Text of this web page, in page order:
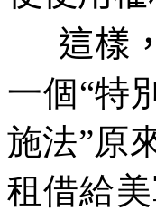
這樣
一個“特
施法”原
租借給